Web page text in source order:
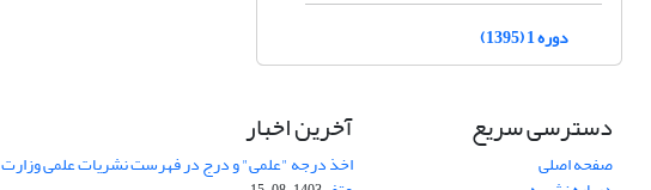
دوره 1 (1395)
دسترسی سریع
صفحه اصلی
آخرین اخبار
اخذ درجه "علمی" و درج در فهرست نشریات علمی وزارت